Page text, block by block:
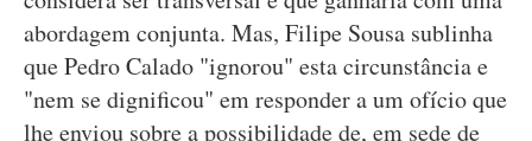
abordagem conjunta. Mas, Filipe Sousa sublinha
que Pedro Calado "ignorou" esta circunstância e
"nem se dignificou" em responder a um ofício que
lhe enviou sobre a possibilidade de, em sede de